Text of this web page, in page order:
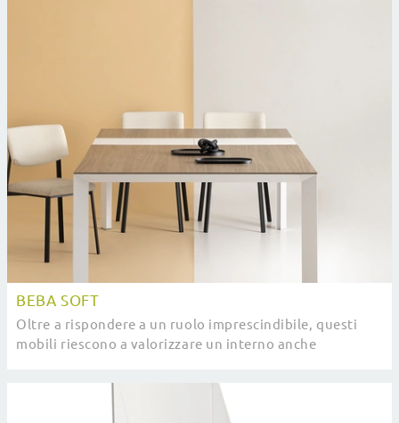
BEBA SOFT
Oltre a rispondere a un ruolo imprescindibile, questi
mobili riescono a valorizzare un interno anche